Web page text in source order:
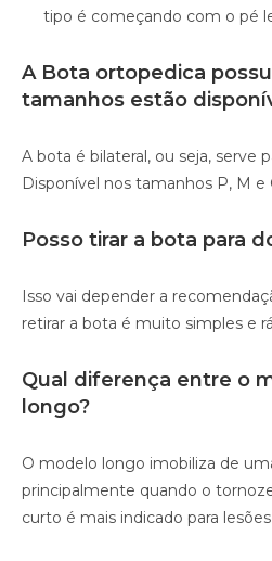
tipo é começando com o pé
A Bota ortopedica
tamanhos estão
A bota é bilateral, ou seja, serve
Disponível nos tamanhos P, M e
Posso tirar a bota para
Isso vai depender a
retirar a bota é muito simples e
Qual diferença entre o
longo?
O modelo longo imobiliza de
principalmente quando o
curto é mais indicado para